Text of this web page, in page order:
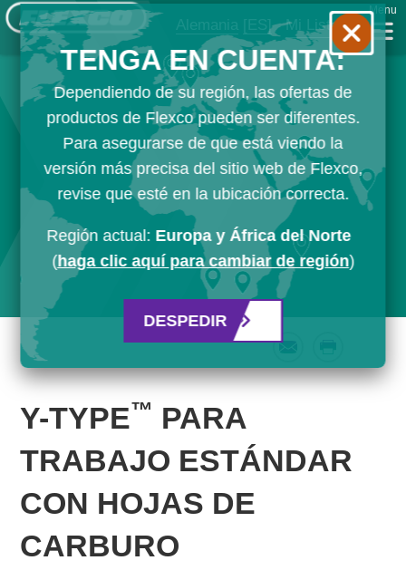
Alemania [ES] Mi Lista
Menu
Y-TYPE™ PARA
TRABAJO ESTÁNDAR
CON HOJAS DE
CARBURO
TENGA EN CUENTA:
Dependiendo de su región, las ofertas de
productos de Flexco pueden ser diferentes.
Para asegurarse de que está viendo la
versión más precisa del sitio web de Flexco,
revise que esté en la ubicación correcta.
Región actual: Europa y África del Norte
(haga clic aquí para cambiar de región)
DESPEDIR